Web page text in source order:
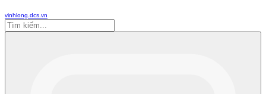
vinhlong.dcs.vn